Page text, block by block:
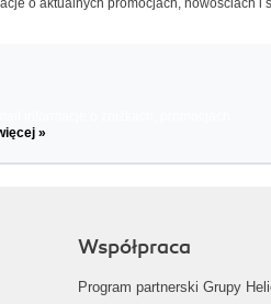
o aktualnych promocjach, nowościach i
»
Współpraca
Program partnerski Grupy